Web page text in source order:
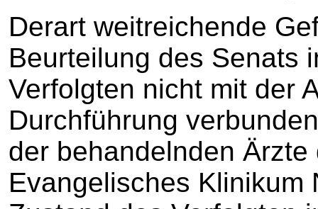
Derart weitreichende
Beurteilung des Senats
Verfolgten nicht mit der
Durchführung
der behandelnden
Evangelisches Klinikum